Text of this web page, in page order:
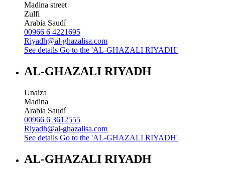
Madina street
Zulfi
Arabia Saudí
00966 6 4221695
Riyadh@al-ghazalisa.com
See details Go to the 'AL-GHAZALI RIYADH'
AL-GHAZALI RIYADH
Unaiza
Madina
Arabia Saudí
00966 6 3612555
Riyadh@al-ghazalisa.com
See details Go to the 'AL-GHAZALI RIYADH'
AL-GHAZALI RIYADH